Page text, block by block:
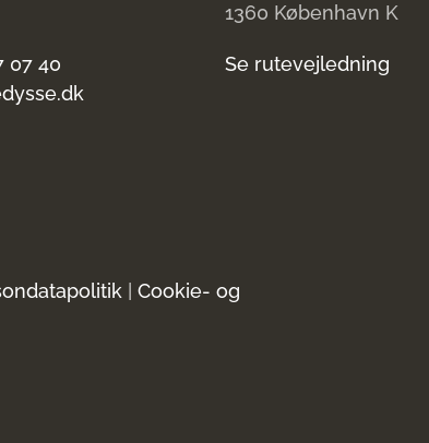
07 40
1360 København K
Se rutevejledning
Cookie- og